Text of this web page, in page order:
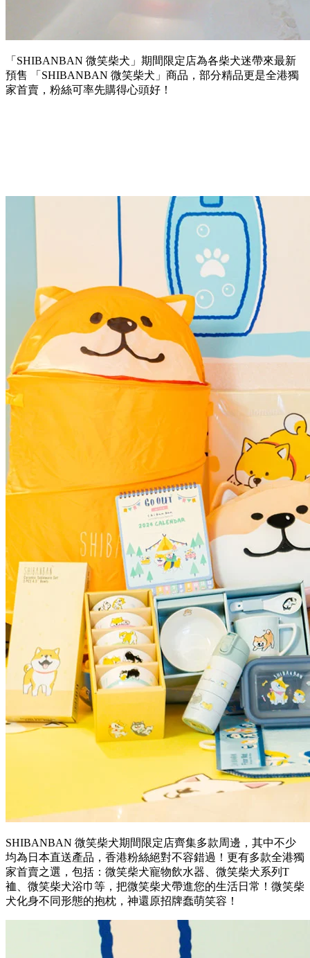
「SHIBANBAN 微笑柴犬」期間限定店為各柴犬迷帶來最新
預售 「SHIBANBAN 微笑柴犬」商品，部分精品更是全港獨
家首賣，粉絲可率先購得心頭好！
SHIBANBAN 微笑柴犬期間限定店齊集多款周邊，其中不少
均為日本直送產品，香港粉絲絕對不容錯過！更有多款全港獨
家首賣之選，包括：微笑柴犬寵物飲水器、微笑柴犬系列T
裇、微笑柴犬浴巾等，把微笑柴犬帶進您的生活日常！微笑柴
犬化身不同形態的抱枕，神還原招牌蠢萌笑容！